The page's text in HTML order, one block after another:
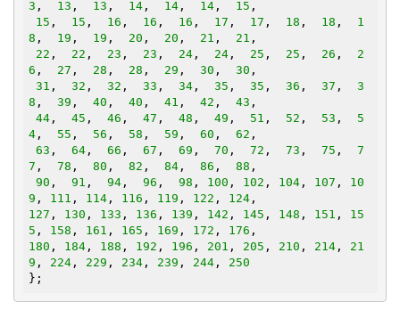
3 , 13 , 13 , 14 , 14 , 14 , 15 ,
15 , 15 , 16 , 16 , 16 , 17 , 17 , 18 , 18 , 1
8 , 19 , 19 , 20 , 20 , 21 , 21 ,
22 , 22 , 23 , 23 , 24 , 24 , 25 , 25 , 26 , 2
6 , 27 , 28 , 28 , 29 , 30 , 30 ,
31 , 32 , 32 , 33 , 34 , 35 , 35 , 36 , 37 , 3
8 , 39 , 40 , 40 , 41 , 42 , 43 ,
44 , 45 , 46 , 47 , 48 , 49 , 51 , 52 , 53 , 5
4 , 55 , 56 , 58 , 59 , 60 , 62 ,
63 , 64 , 66 , 67 , 69 , 70 , 72 , 73 , 75 , 7
7 , 78 , 80 , 82 , 84 , 86 , 88 ,
90 , 91 , 94 , 96 , 98 , 100 , 102 , 104 , 107 , 10
9 , 111 , 114 , 116 , 119 , 122 , 124
127 , 130 , 133 , 136 , 139 , 142 , 145 , 148 , 151 , 15
5 , 158 , 161 , 165 , 169 , 172 , 176
180 , 184 , 188 , 192 , 196 , 201 , 205 , 210 , 214 , 21
9 , 224 , 229 , 234 , 239 , 244 , 250
};